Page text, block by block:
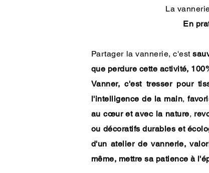
La
En
Partager la vannerie, c'est
que perdure cette activité,
Vanner, c'est tresser pour
l'intelligence de la main,
au cœur et avec la nature,
ou décoratifs durables et
d'un atelier de vannerie,
même, mettre sa patience à